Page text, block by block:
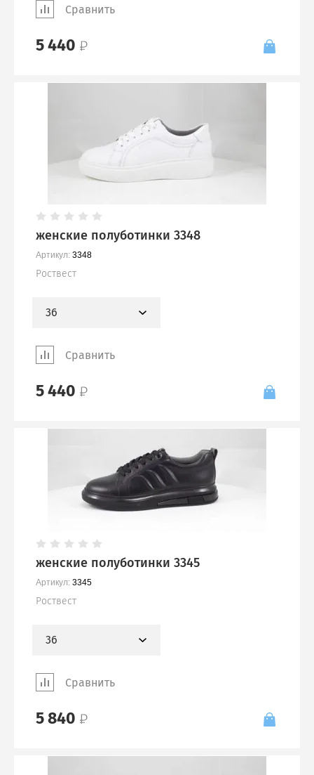
Сравнить
5 440
женские полуботинки 3348
Артикул: 3348
Роствест
36
Сравнить
5 440
женские полуботинки 3345
Артикул: 3345
Роствест
36
Сравнить
5 840